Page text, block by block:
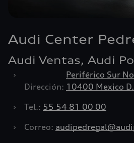
Audi Center
Audi Ventas, Audi
›
Dirección:
Periférico Sur
10400 Mexico
›
Tel.: 55 54 81 00 00
›
Correo: